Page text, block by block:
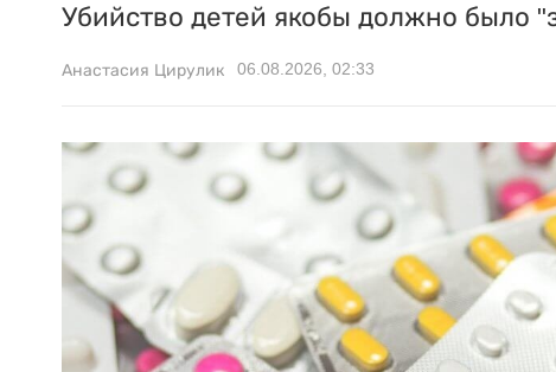
Убийство детей якобы должно было
Анастасия Цирулик 06.08.2026, 02:33